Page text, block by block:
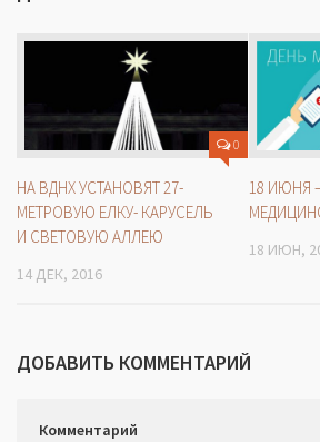
0
НА ВДНХ УСТАНОВЯТ 27-
МЕТРОВУЮ ЕЛКУ- КАРУСЕЛЬ
И СВЕТОВУЮ АЛЛЕЮ
14 ДЕК, 2016
18 ИЮНЯ
18 ИЮН,
ДОБАВИТЬ КОММЕНТАРИЙ
Комментарий